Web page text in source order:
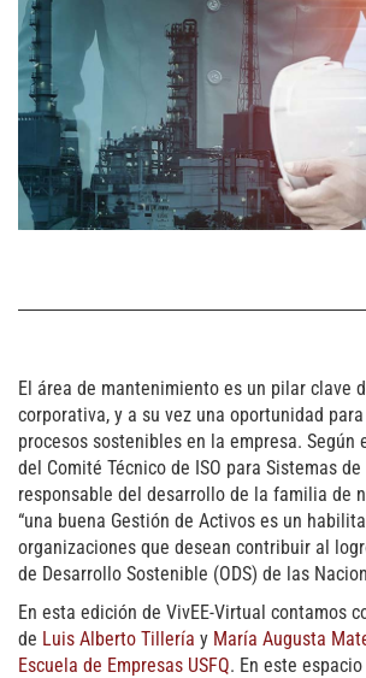
El área de mantenimiento es un pilar clave
corporativa, y a su vez una oportunidad
procesos sostenibles en la empresa. Según
del Comité Técnico de ISO para Sistemas
responsable del desarrollo de la familia de
“una buena Gestión de Activos es un
organizaciones que desean contribuir al
de Desarrollo Sostenible (ODS) de las
En esta edición de VivEE-Virtual contamos
de Luis Alberto Tillería y María Augusta
Escuela de Empresas USFQ. En este